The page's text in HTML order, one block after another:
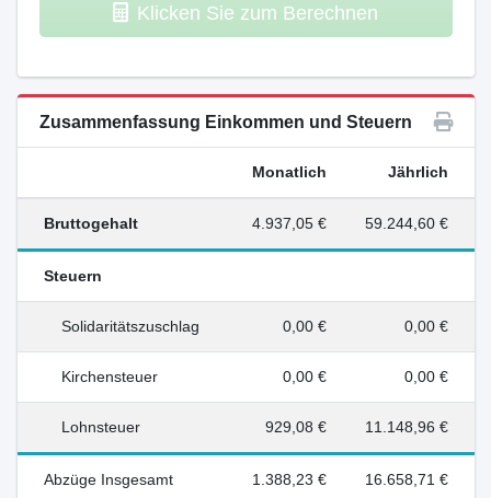
Klicken Sie zum Berechnen
Zusammenfassung Einkommen und Steuern
Monatlich Jährlich
Bruttogehalt 4.937,05 € 59.244,60 €
Steuern
Solidaritätszuschlag 0,00 € 0,00 €
Kirchensteuer 0,00 € 0,00 €
Lohnsteuer 929,08 € 11.148,96 €
Abzüge Insgesamt 1.388,23 € 16.658,71 €